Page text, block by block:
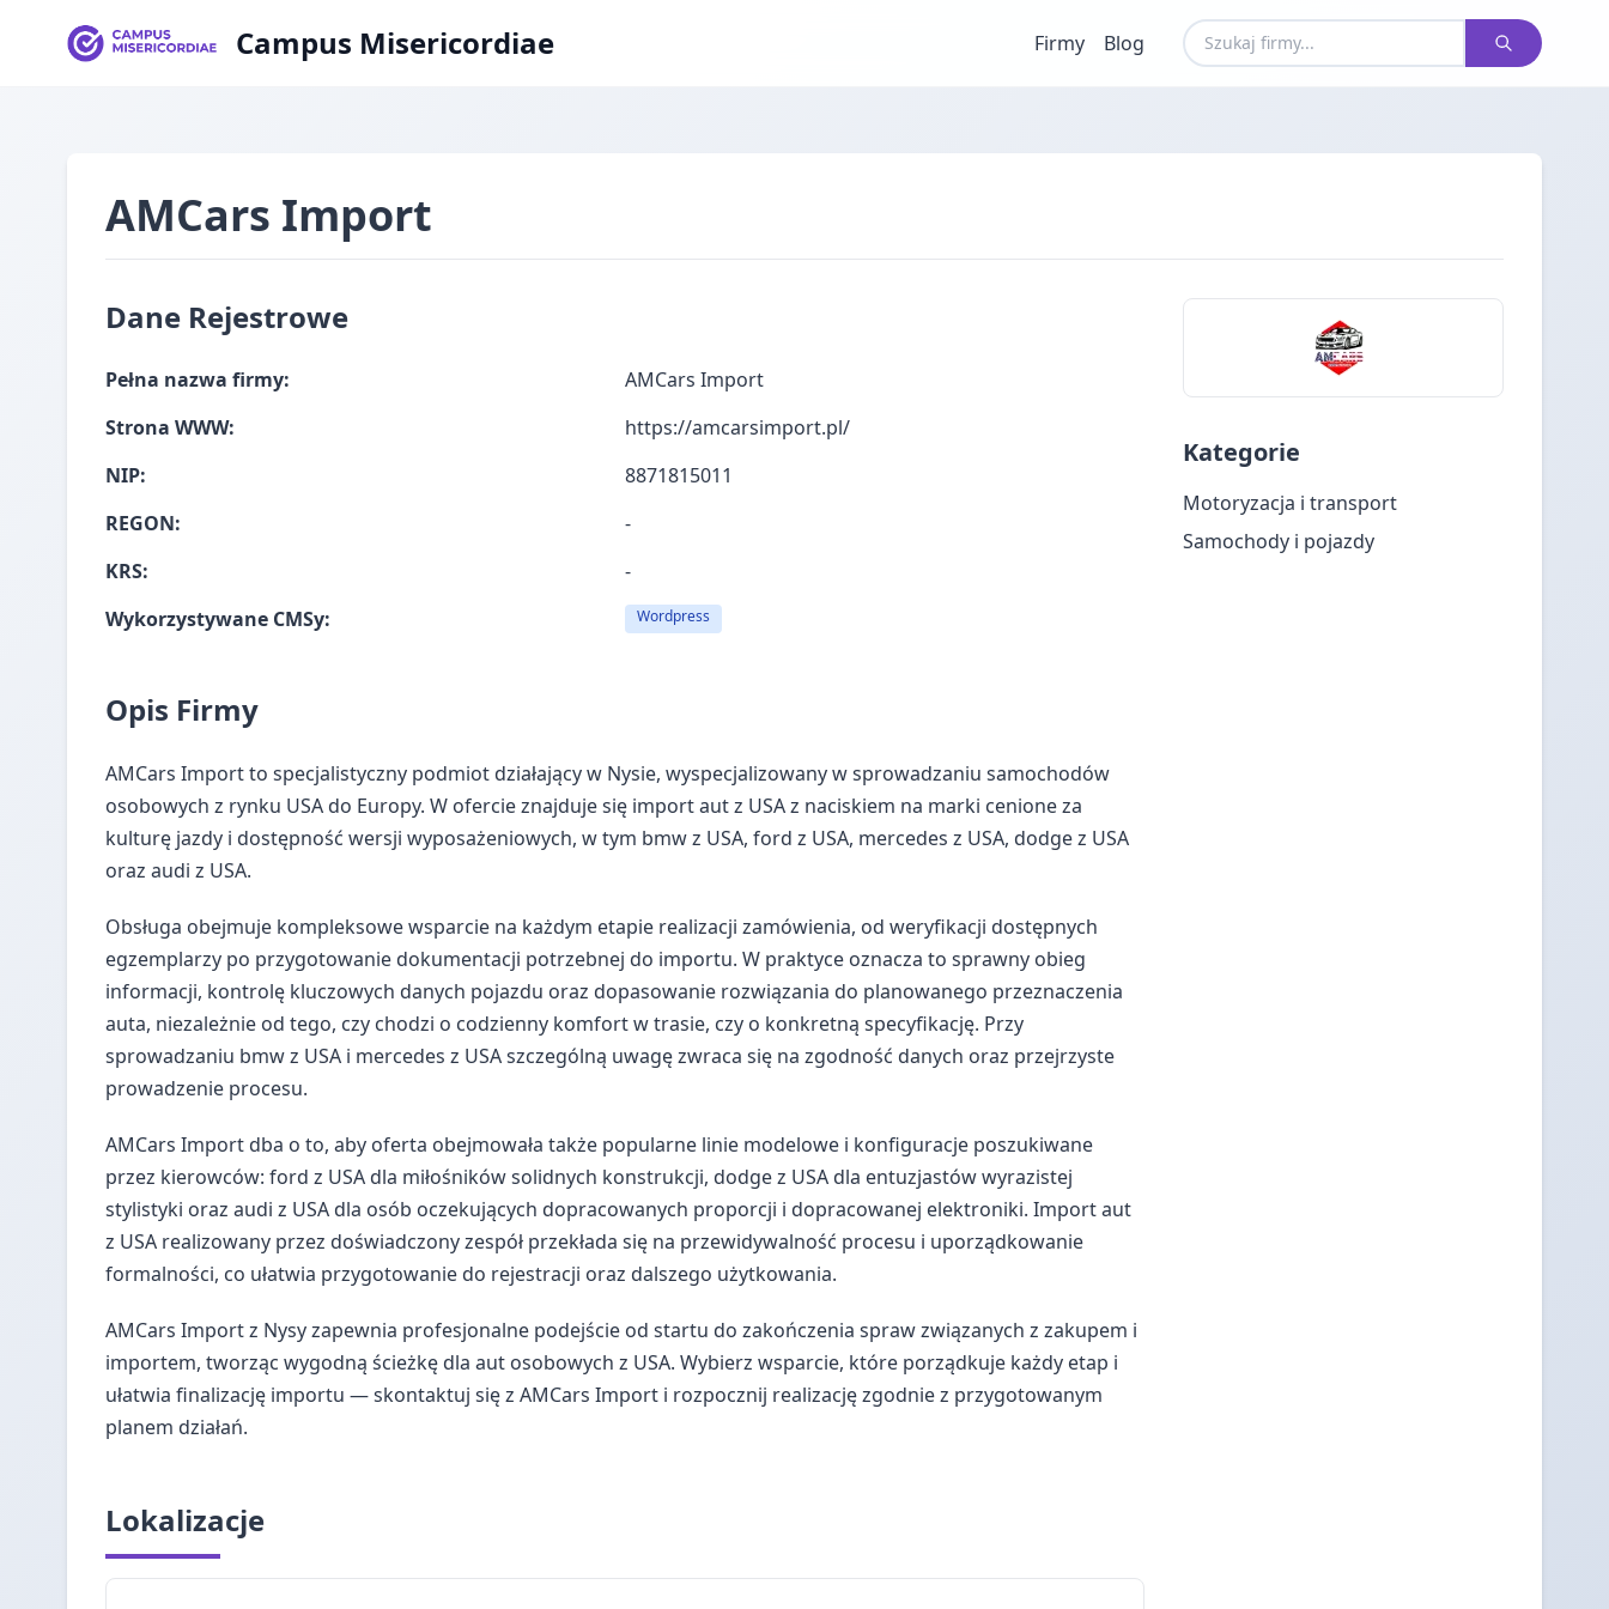
Campus Misericordiae Firmy Blog
AMCars Import
Kategorie
Motoryzacja i transport
Samochody i pojazdy
Dane Rejestrowe
Pełna nazwa firmy:
AMCars Import
Strona WWW:
https://amcarsimport.pl/
NIP:
8871815011
REGON:
-
KRS:
-
Wykorzystywane CMSy:
Wordpress
Opis Firmy
AMCars Import to specjalistyczny podmiot działający w Nysie, wyspecjalizowany w sprowadzaniu samochodów
osobowych z rynku USA do Europy. W ofercie znajduje się import aut z USA z naciskiem na marki cenione za
kulturę jazdy i dostępność wersji wyposażeniowych, w tym bmw z USA, ford z USA, mercedes z USA, dodge z USA
oraz audi z USA.
Obsługa obejmuje kompleksowe wsparcie na każdym etapie realizacji zamówienia, od weryfikacji dostępnych
egzemplarzy po przygotowanie dokumentacji potrzebnej do importu. W praktyce oznacza to sprawny obieg
informacji, kontrolę kluczowych danych pojazdu oraz dopasowanie rozwiązania do planowanego przeznaczenia
auta, niezależnie od tego, czy chodzi o codzienny komfort w trasie, czy o konkretną specyfikację. Przy
sprowadzaniu bmw z USA i mercedes z USA szczególną uwagę zwraca się na zgodność danych oraz przejrzyste
prowadzenie procesu.
AMCars Import dba o to, aby oferta obejmowała także popularne linie modelowe i konfiguracje poszukiwane
przez kierowców: ford z USA dla miłośników solidnych konstrukcji, dodge z USA dla entuzjastów wyrazistej
stylistyki oraz audi z USA dla osób oczekujących dopracowanych proporcji i dopracowanej elektroniki. Import aut
z USA realizowany przez doświadczony zespół przekłada się na przewidywalność procesu i uporządkowanie
formalności, co ułatwia przygotowanie do rejestracji oraz dalszego użytkowania.
AMCars Import z Nysy zapewnia profesjonalne podejście od startu do zakończenia spraw związanych z zakupem i
importem, tworząc wygodną ścieżkę dla aut osobowych z USA. Wybierz wsparcie, które porządkuje każdy etap i
ułatwia finalizację importu — skontaktuj się z AMCars Import i rozpocznij realizację zgodnie z przygotowanym
planem działań.
Lokalizacje